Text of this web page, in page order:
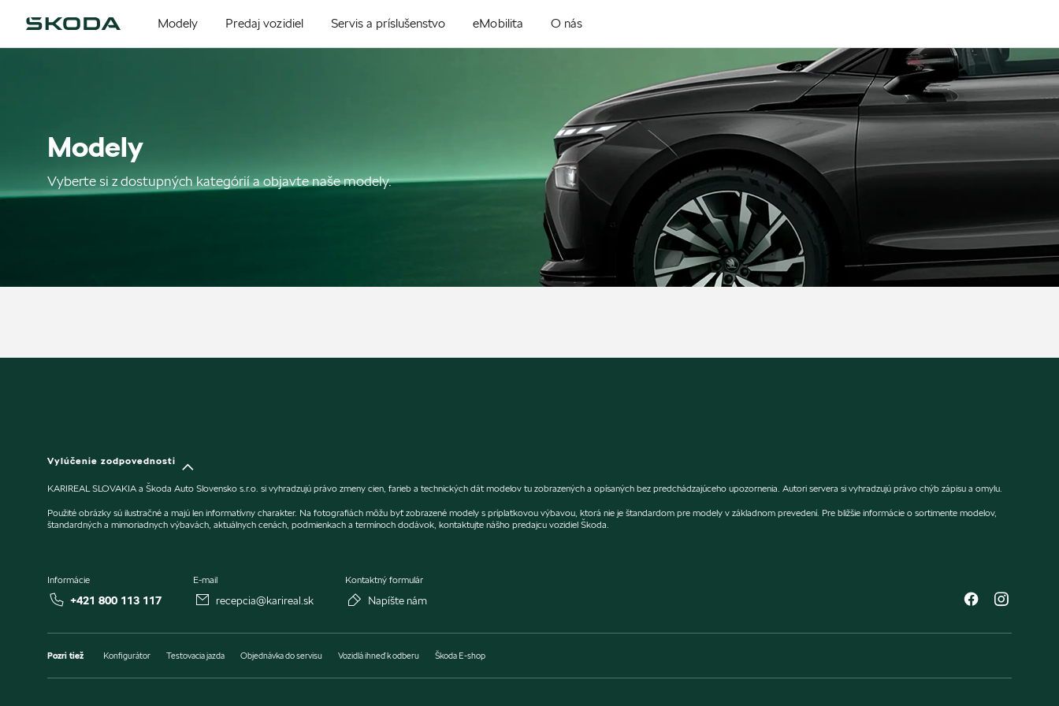
Modely Predaj vozidiel Servis a príslušenstvo eMobilita O nás
Modely
Vyberte si z dostupných kategórií a objavte naše modely.
Vylúčenie zodpovednosti
KARIREAL SLOVAKIA a Škoda Auto Slovensko s.r.o. si vyhradzujú právo zmeny cien, farieb a technických dát modelov tu zobrazených a opísaných bez predchádzajúceho upozornenia. Autori servera si vyhradzujú právo chýb zápisu a omylu.
Použité obrázky sú ilustračné a majú len informatívny charakter. Na fotografiách môžu byť zobrazené modely s príplatkovou výbavou, ktorá nie je štandardom pre modely v základnom prevedení. Pre bližšie informácie o sortimente modelov,
štandardných a mimoriadnych výbavách, aktuálnych cenách, podmienkach a termínoch dodávok, kontaktujte nášho predajcu vozidiel Škoda.
Informácie
+421 800 113 117
E-mail
recepcia@karireal.sk
Kontaktný formulár
Napíšte nám
Pozri tiež Konfigurátor Testovacia jazda Objednávka do servisu Vozidlá ihneď k odberu Škoda E-shop